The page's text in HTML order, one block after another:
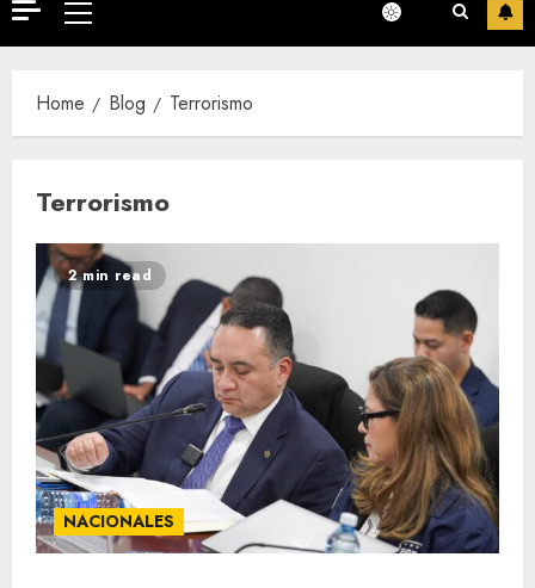
Primary
Menu
Home Blog Terrorismo
Terrorismo
2 min read
NACIONALES